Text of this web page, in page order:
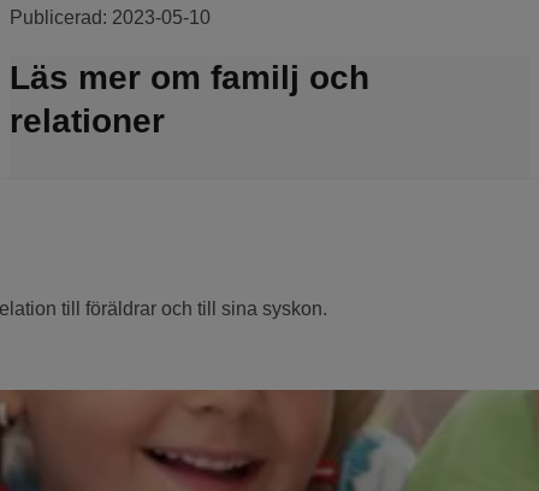
Publicerad: 2023-05-10
Läs mer om familj och
relationer
till föräldrar och till sina syskon.